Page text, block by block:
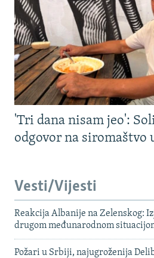
'Tri dana nisam jeo':
odgovor na siromaštvo
Vesti/Vijesti
Reakcija Albanije na Zelenskog:
drugom međunarodnom
Požari u Srbiji, najugroženija